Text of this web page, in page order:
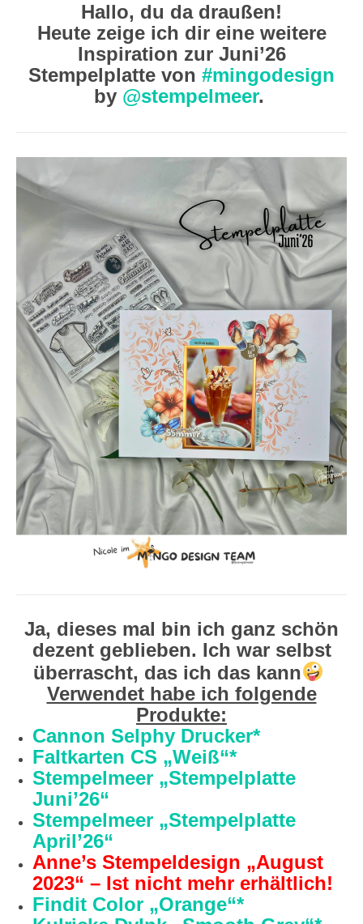
Hallo, du da draußen!
Heute zeige ich dir eine weitere
Inspiration zur Juni’26
Stempelplatte von #mingodesign
by @stempelmeer.
Ja, dieses mal bin ich ganz schön
dezent geblieben. Ich war selbst
überrascht, das ich das kann
Verwendet habe ich folgende
Produkte:
Cannon Selphy Drucker*
Faltkarten CS „Weiß“*
Stempelmeer „Stempelplatte
Juni’26“
Stempelmeer „Stempelplatte
April’26“
Anne’s Stempeldesign „August
2023“ – Ist nicht mehr erhältlich!
Findit Color „Orange“*